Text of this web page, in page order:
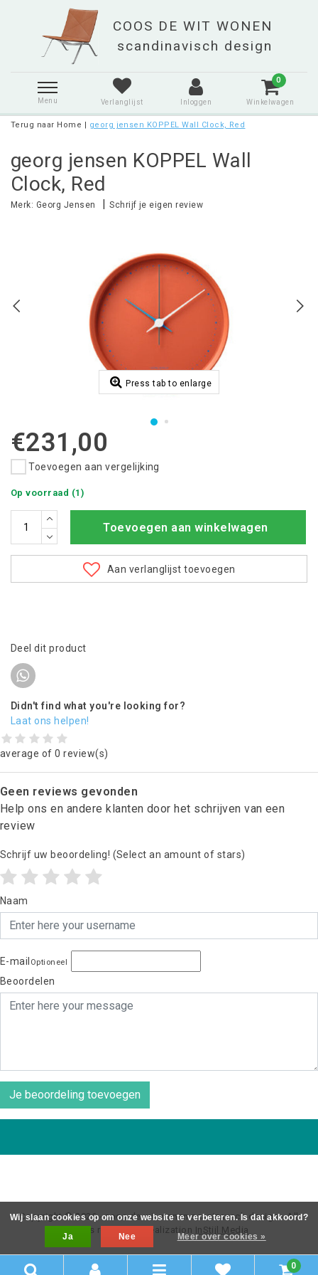
Menu Verlanglijst Inloggen
0
Winkelwagen
Terug naar Home | georg jensen KOPPEL Wall Clock, Red
georg jensen KOPPEL Wall
Clock, Red
Merk: Georg Jensen |Schrijf je eigen review
Press tab to enlarge
€231,00
Toevoegen aan vergelijking
Op voorraad (1)
Toevoegen aan winkelwagen
Aan verlanglijst toevoegen
Deel dit product
Didn't find what you're looking for?
Laat ons helpen!
average of 0 review(s)
Geen reviews gevonden
Help ons en andere klanten door het schrijven van een
review
Schrijf uw beoordeling! (Select an amount of stars)
Naam
E-mail Optioneel
Beoordelen
Je beoordeling toevoegen
Copyright © 2026 - coos de wit wonen scaninavsch design - All
rights reserved - Realization InStijl Media
0
Wij slaan cookies op om onze website te verbeteren. Is dat akkoord?
Ja
Nee Meer over cookies »